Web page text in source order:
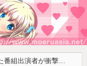
【速報】 NHKの性被害問題、性加害した番組出演者が衝撃告白！